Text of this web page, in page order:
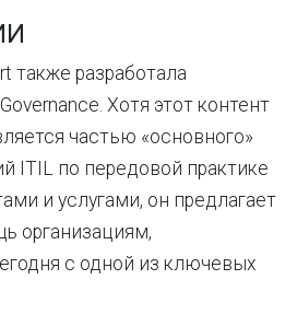
также разработала
Хотя этот контент
частью «основного»
ITIL по передовой практике
и услугами, он предлагает
организациям,
с одной из ключевых